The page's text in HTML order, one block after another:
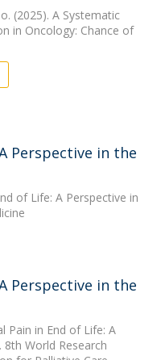
(2025). A Systematic
in Oncology: Chance of
Perspective in the
of Life: A Perspective in
Perspective in the
Pain in End of Life: A
World Research